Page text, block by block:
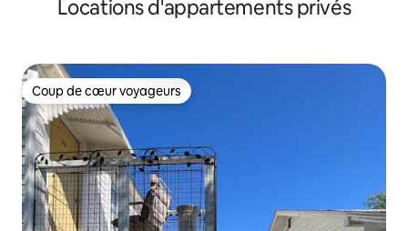
Locations d'appartements privés
Coup de cœur voyageurs
Coup de cœur voyageurs